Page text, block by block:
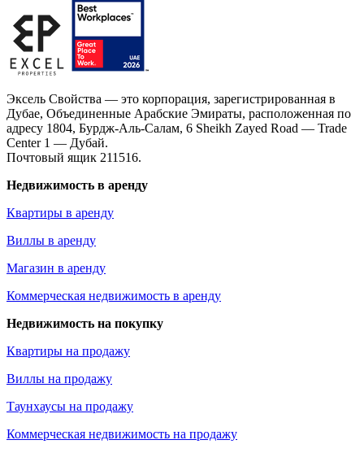
Эксель Свойства — это корпорация, зарегистрированная в
Дубае, Объединенные Арабские Эмираты, расположенная по
адресу 1804, Бурдж-Аль-Салам, 6 Sheikh Zayed Road — Trade
Center 1 — Дубай.
Почтовый ящик 211516.
Недвижимость в аренду
Квартиры в аренду
Виллы в аренду
Магазин в аренду
Коммерческая недвижимость в аренду
Недвижимость на покупку
Квартиры на продажу
Виллы на продажу
Таунхаусы на продажу
Коммерческая недвижимость на продажу